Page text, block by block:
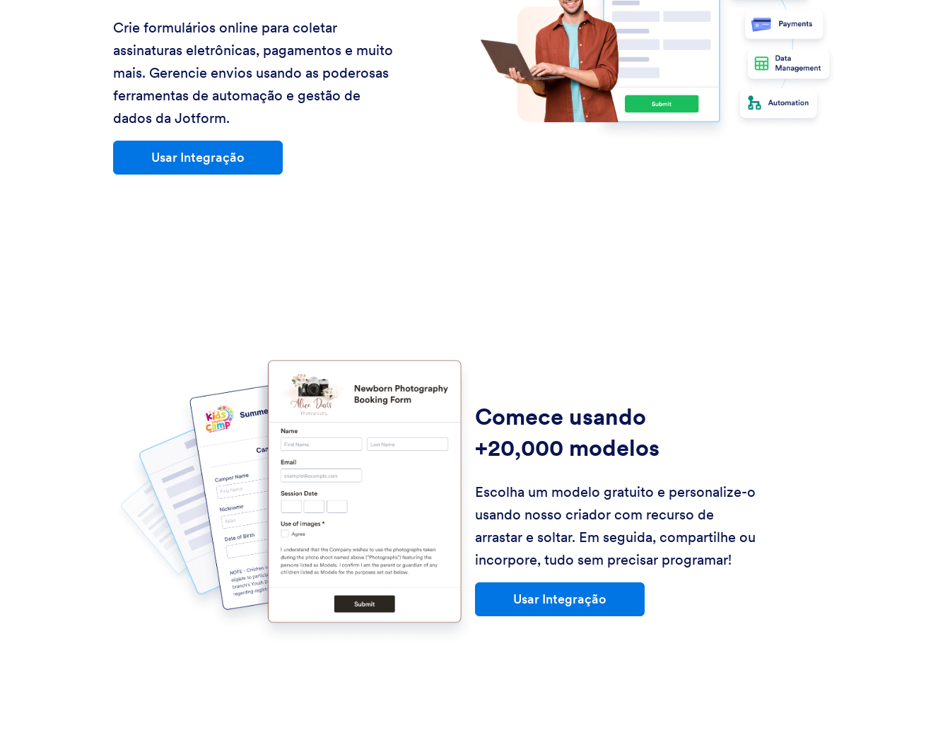
Crie formulários online para coletar
assinaturas eletrônicas, pagamentos e muito
mais. Gerencie envios usando as poderosas
ferramentas de automação e gestão de
dados da Jotform.
Usar Integração
Comece usando
+20,000 modelos
Escolha um modelo gratuito e personalize-o
usando nosso criador com recurso de
arrastar e soltar. Em seguida, compartilhe ou
incorpore, tudo sem precisar programar!
Usar Integração